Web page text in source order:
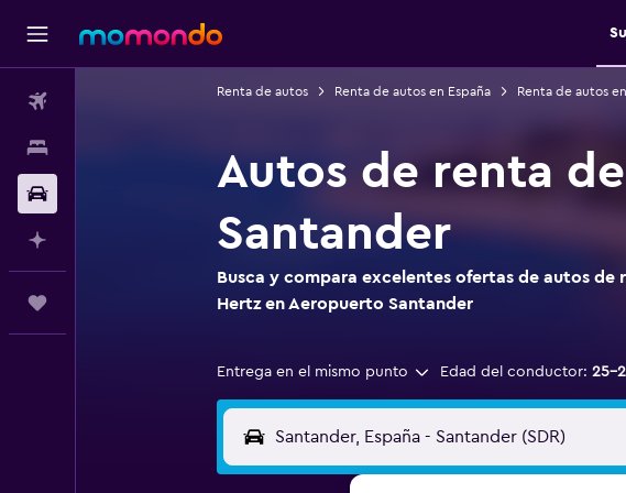
Renta de autos Renta de autos en España Renta de autos
Autos de renta
Santander
Busca y compara excelentes ofertas de autos de
Hertz en Aeropuerto Santander
Entrega en el mismo punto Edad del conductor: 25-